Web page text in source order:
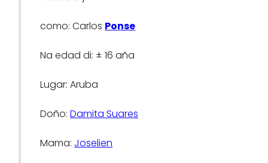
como: Carlos Ponse
Na edad di: ± 16 aña
Lugar: Aruba
Doño:Damita Suares
Mama: Joselien